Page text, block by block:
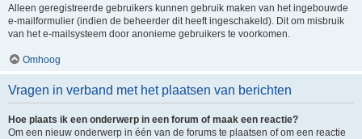
Alleen geregistreerde gebruikers kunnen gebruik maken van het ingebouwde
e-mailformulier (indien de beheerder dit heeft ingeschakeld). Dit om misbruik
van het e-mailsysteem door anonieme gebruikers te voorkomen.
Omhoog
Vragen in verband met het plaatsen van berichten
Hoe plaats ik een onderwerp in een forum of maak een reactie?
Om een nieuw onderwerp in één van de forums te plaatsen of om een reactie